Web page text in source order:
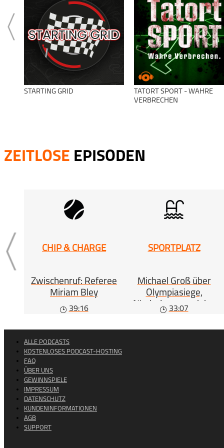
STARTING GRID
TATORT SPORT - WAHRE
VERBRECHEN
ZEITLOSE EPISODEN
CHIP & CHARGE
Zwischenruf: Referee
Miriam Bley
39:16
SPORTPLATZ
Michael Groß über
Olympiasiege,
Niederlagen und das
Leben
33:07
ALLE PODCASTS
KOSTENLOSES PODCAST-HOSTING
FAQ
ÜBER UNS
GEWINNSPIELE
IMPRESSUM
DATENSCHUTZ
KUNDENINFORMATIONEN
AGB
SUPPORT